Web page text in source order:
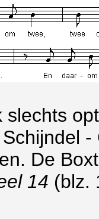
slechts
De
14 (blz.